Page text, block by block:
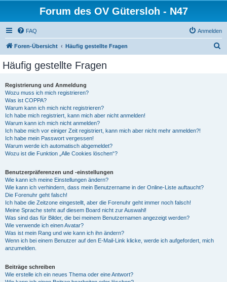
Forum des OV Gütersloh - N47
FAQ Anmelden
Foren-Übersicht Häufig gestellte Fragen
Häufig gestellte Fragen
Registrierung und Anmeldung
Wozu muss ich mich registrieren?
Was ist COPPA?
Warum kann ich mich nicht registrieren?
Ich habe mich registriert, kann mich aber nicht anmelden!
Warum kann ich mich nicht anmelden?
Ich habe mich vor einiger Zeit registriert, kann mich aber nicht mehr anmelden?!
Ich habe mein Passwort vergessen!
Warum werde ich automatisch abgemeldet?
Wozu ist die Funktion „Alle Cookies löschen“?
Benutzerpräferenzen und -einstellungen
Wie kann ich meine Einstellungen ändern?
Wie kann ich verhindern, dass mein Benutzername in der Online-Liste auftaucht?
Die Forenuhr geht falsch!
Ich habe die Zeitzone eingestellt, aber die Forenuhr geht immer noch falsch!
Meine Sprache steht auf diesem Board nicht zur Auswahl!
Was sind das für Bilder, die bei meinem Benutzernamen angezeigt werden?
Wie verwende ich einen Avatar?
Was ist mein Rang und wie kann ich ihn ändern?
Wenn ich bei einem Benutzer auf den E-Mail-Link klicke, werde ich aufgefordert, mich
anzumelden.
Beiträge schreiben
Wie erstelle ich ein neues Thema oder eine Antwort?